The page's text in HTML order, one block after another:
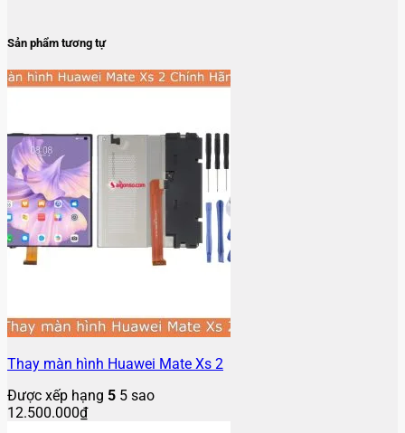
Sản phẩm tương tự
Thay màn hình Huawei Mate Xs 2
Được xếp hạng 5 5 sao
12.500.000₫